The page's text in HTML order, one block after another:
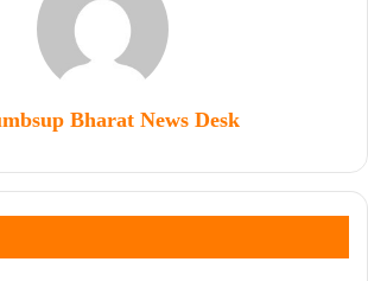
Bharat News Desk